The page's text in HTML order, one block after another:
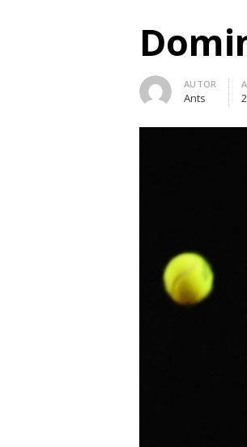
Author
AUTOR
Ants